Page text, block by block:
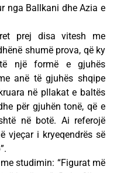
nga Ballkani dhe Azia e
prej disa vitesh me
shumë prova, që ky
një formë e gjuhës
anë të gjuhës shqipe
në pllakat e baltës
për gjuhën tonë, që e
në botë. Ai referojë
vjeçar i kryeqendrës së
studimin: “Figurat më